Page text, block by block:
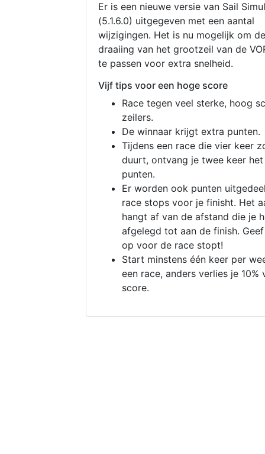
Er is een nieuwe versie van Sail
(5.1.6.0) uitgegeven met een aantal
wijzigingen. Het is nu mogelijk om de
draaiing van het grootzeil van de
te passen voor extra snelheid.
Vijf tips voor een hoge score
Race tegen veel sterke, hoog
zeilers.
De winnaar krijgt extra punten.
Tijdens een race die vier keer
duurt, ontvang je twee keer
punten.
Er worden ook punten
race stops voor je finisht. Het
hangt af van de afstand die je
afgelegd tot aan de finish.
op voor de race stopt!
Start minstens één keer per
een race, anders verlies je 10%
score.